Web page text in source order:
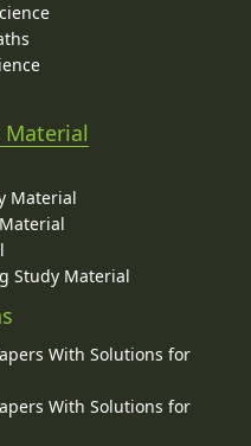
Material
Study Material
With Solutions for
With Solutions for